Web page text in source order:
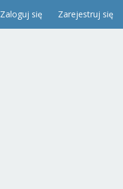
Zaloguj się Zarejestruj się